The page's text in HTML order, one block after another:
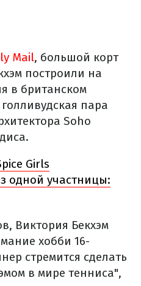
Mail, большой корт
построили на
в британском
пара
Soho
Girls
одной участницы:
Виктория Бекхэм
хобби 16-
стремится сделать
в мире тенниса",